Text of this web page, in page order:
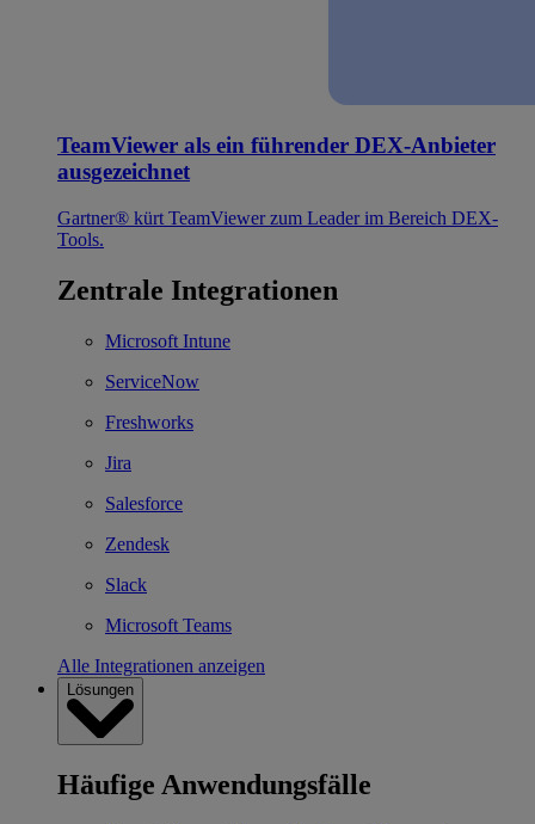
TeamViewer als ein führender DEX-Anbieter
ausgezeichnet
Gartner® kürt TeamViewer zum Leader im Bereich DEX-
Tools.
Zentrale Integrationen
Microsoft Intune
ServiceNow
Freshworks
Jira
Salesforce
Zendesk
Slack
Microsoft Teams
Alle Integrationen anzeigen
Lösungen
Häufige Anwendungsfälle